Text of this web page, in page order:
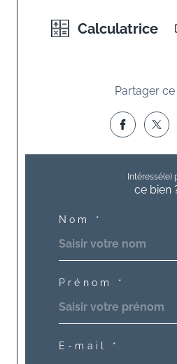
Calculatrice
Partager
Intéressé(e)
ce bien
Nom *
Prénom *
E-mail *